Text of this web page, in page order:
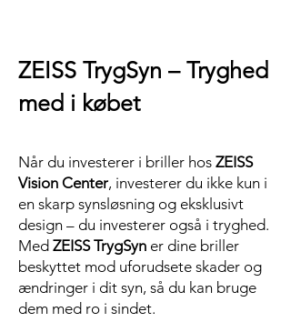
ZEISS TrygSyn – Tryghed
med i købet
Når du investerer i briller hos ZEISS
Vision Center, investerer du ikke kun i
en skarp synsløsning og eksklusivt
design – du investerer også i tryghed.
Med ZEISS TrygSyn er dine briller
beskyttet mod uforudsete skader og
ændringer i dit syn, så du kan bruge
dem med ro i sindet.